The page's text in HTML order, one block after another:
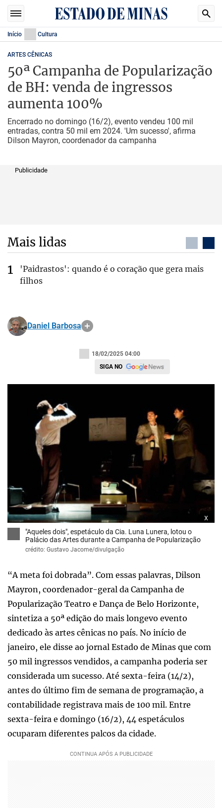
Início Cultura
ARTES CÊNICAS
50ª Campanha de Popularização
de BH: venda de ingressos
aumenta 100%
Encerrado no domingo (16/2), evento vendeu 100 mil
entradas, contra 50 mil em 2024. 'Um sucesso', afirma
Dilson Mayron, coordenador da campanha
Publicidade
Mais lidas
'Paidrastos': quando é o coração que gera mais
filhos
Daniel Barbosa
18/02/2025 04:00
SIGA NO
x
"Aqueles dois", espetáculo da Cia. Luna Lunera, lotou o
Palácio das Artes durante a Campanha de Popularização
crédito: Gustavo Jacome/divulgação
“A meta foi dobrada”. Com essas palavras, Dilson
Mayron, coordenador-geral da Campanha de
Popularização Teatro e Dança de Belo Horizonte,
sintetiza a 50ª edição do mais longevo evento
dedicado às artes cênicas no país. No início de
janeiro, ele disse ao jornal Estado de Minas que com
50 mil ingressos vendidos, a campanha poderia ser
considerada um sucesso. Até sexta-feira (14/2),
antes do último fim de semana de programação, a
contabilidade registrava mais de 100 mil. Entre
sexta-feira e domingo (16/2), 44 espetáculos
ocuparam diferentes palcos da cidade.